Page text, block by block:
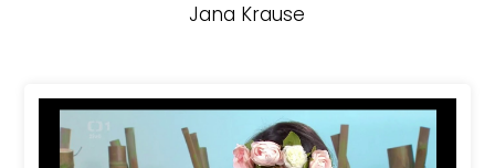
Jana Krause
Video
přehrávač